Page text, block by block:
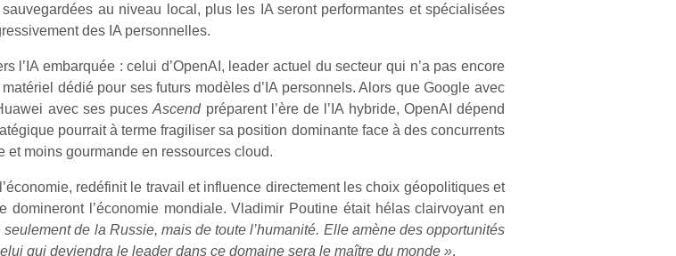
au niveau local, plus les IA seront performantes et spécialisées
des IA personnelles.
l’IA embarquée : celui d’OpenAI, leader actuel du secteur qui n’a pas encore
dédié pour ses futurs modèles d’IA personnels. Alors que Google avec
avec ses pucesAscendpréparent l’ère de l’IA hybride, OpenAI dépend
pourrait à terme fragiliser sa position dominante face à des concurrents
et moins gourmande en ressources cloud.
redéfinit le travail et influence directement les choix géopolitiques et
l’économie mondiale. Vladimir Poutine était hélas clairvoyant en
de la Russie, mais de toute l’humanité. Elle amène des opportunités
qui deviendra le leader dans ce domaine sera le maître du monde ».